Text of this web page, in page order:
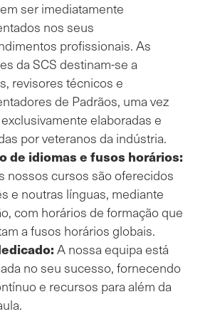
ser imediatamente
nos seus
profissionais. As
da SCS destinam-se a
revisores técnicos e
de Padrãos, uma vez
elaboradas e
por veteranos da indústria.
de idiomas e fusos horários:
nossos cursos são oferecidos
e noutras línguas, mediante
com horários de formação que
a fusos horários globais.
A nossa equipa está
no seu sucesso, fornecendo
e recursos para além da